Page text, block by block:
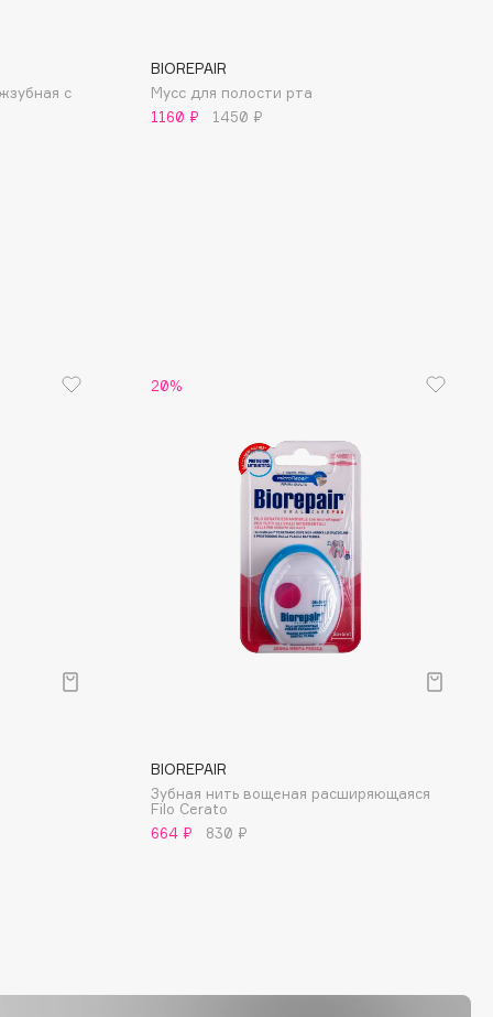
с
BIOREPAIR
Мусс для полости рта
1160 ₽
1450 ₽
20%
BIOREPAIR
Зубная нить вощеная расширяющаяся
Filo Cerato
664 ₽
830 ₽